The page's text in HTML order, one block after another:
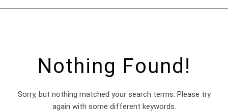
Nothing Found!
Sorry, but nothing matched your search terms. Please try
again with some different keywords.